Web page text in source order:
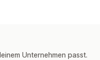
Unternehmen passt.